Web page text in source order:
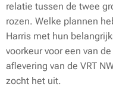
relatie tussen de twee
rozen. Welke plannen
Harris met hun
voorkeur voor een van
aflevering van de VRT
zocht het uit.